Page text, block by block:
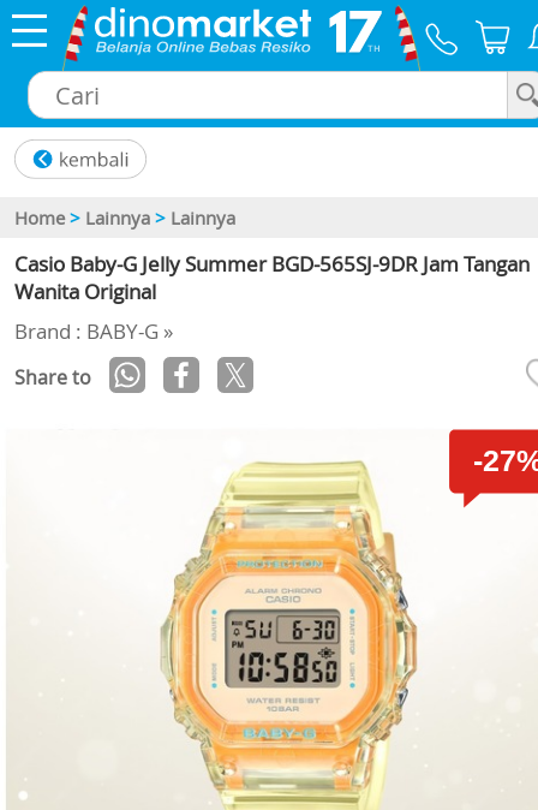
Home > Lainnya > Lainnya
Casio Baby-G Jelly Summer BGD-565SJ-9DR Jam Tangan
Wanita Original
Brand : BABY-G »
Share to
-